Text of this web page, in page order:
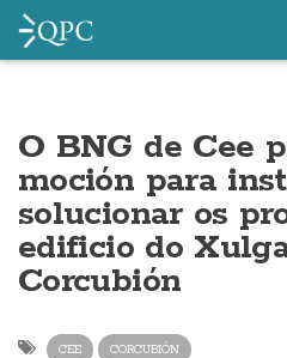
O BNG de Cee
moción para
solucionar os
edificio do
Corcubión
CEE CORCUBIÓN